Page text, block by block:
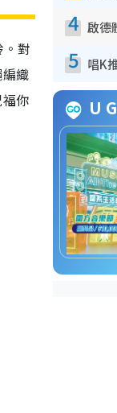
對
織
你
4
5
U